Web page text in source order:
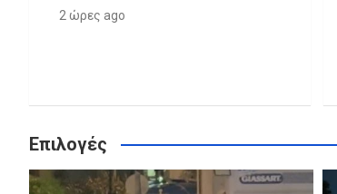
2 ώρες ago
Επιλογές